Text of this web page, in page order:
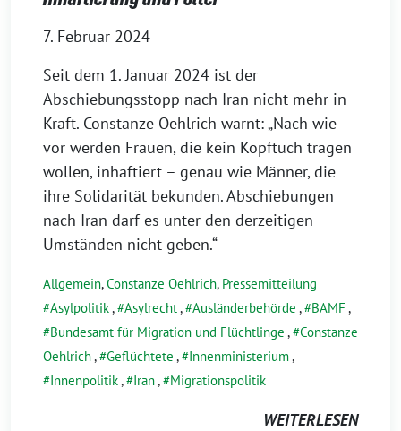
7. Februar 2024
Seit dem 1. Januar 2024 ist der
Abschiebungsstopp nach Iran nicht mehr in
Kraft. Constanze Oehlrich warnt: „Nach wie
vor werden Frauen, die kein Kopftuch tragen
wollen, inhaftiert – genau wie Männer, die
ihre Solidarität bekunden. Abschiebungen
nach Iran darf es unter den derzeitigen
Umständen nicht geben.“
Allgemein,Constanze Oehlrich, Pressemitteilung
Asylpolitik, Asylrecht, Ausländerbehörde , BAMF ,
Bundesamt für Migration und Flüchtlinge , Constanze
Oehlrich, Geflüchtete , Innenministerium,
Innenpolitik, Iran, Migrationspolitik
WEITERLESEN